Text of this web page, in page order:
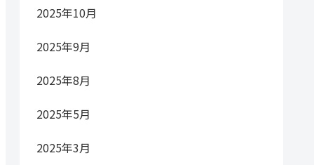
2025年10月
2025年9月
2025年8月
2025年5月
2025年3月